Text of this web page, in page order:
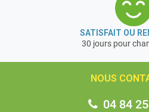
SATISFAIT OU
30 jours pour
NOUS
04 84